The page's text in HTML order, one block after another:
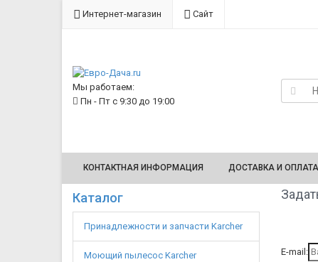
Интернет-магазин Сайт
Мы работаем:
Пн - Пт с 9:30 до 19:00
КОНТАКТНАЯ ИНФОРМАЦИЯ ДОСТАВКА И ОПЛАТА
Каталог
Принадлежности и запчасти Karcher
Моющий пылесос Karcher E-mail: